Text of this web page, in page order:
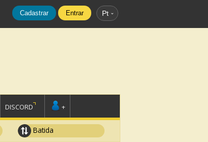
Cadastrar Entrar Pt
DISCORD +
Batida